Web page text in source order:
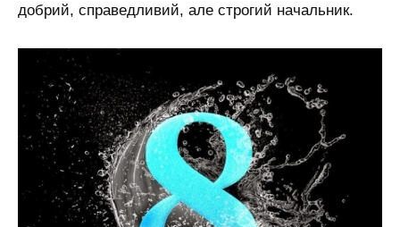
добрий, справедливий, але строгий начальник.